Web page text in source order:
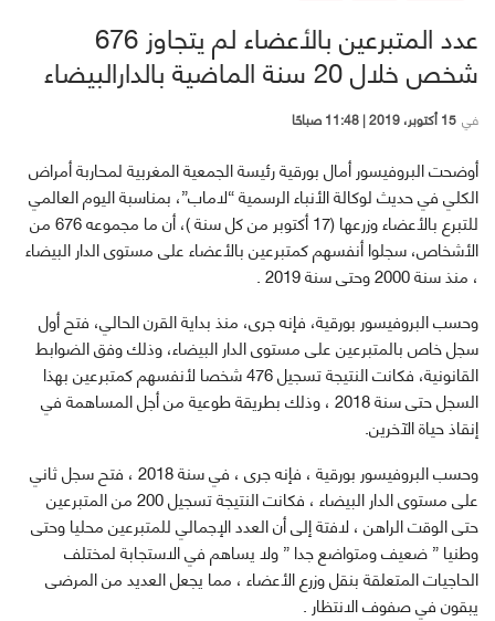
عدد المتبرعين بالأعضاء لم يتجاوز 676
شخص خلال 20 سنة الماضية بالدارالبيضاء
في 15 أكتوبر، 2019 | 11:48 صباحًا
أوضحت البروفيسور أمال بورقية رئيسة الجمعية المغربية لمحاربة أمراض
الكلي في حديث لوكالة الأنباء الرسمية “لاماب”، بمناسبة اليوم العالمي
للتبرع بالأعضاء وزرعها (17 أكتوبر من كل سنة )، أن ما مجموعه 676 من
الأشخاص، سجلوا أنفسهم كمتبرعين بالأعضاء على مستوى الدار البيضاء
، منذ سنة 2000 وحتى سنة 2019 .
وحسب البروفيسور بورقية، فإنه جرى، منذ بداية القرن الحالي، فتح أول
سجل خاص بالمتبرعين على مستوى الدار البيضاء، وذلك وفق الضوابط
القانونية، فكانت النتيجة تسجيل 476 شخصا لأنفسهم كمتبرعين بهذا
السجل حتى سنة 2018 ، وذلك بطريقة طوعية من أجل المساهمة في
إنقاذ حياة الآخرين.
وحسب البروفيسور بورقية ، فإنه جرى ، في سنة 2018 ، فتح سجل ثاني
على مستوى الدار البيضاء ، فكانت النتيجة تسجيل 200 من المتبرعين
حتى الوقت الراهن ، لافتة إلى أن العدد الإجمالي للمتبرعين محليا وحتى
وطنيا ” ضعيف ومتواضع جدا ” ولا يساهم في الاستجابة لمختلف
الحاجيات المتعلقة بنقل وزرع الأعضاء ، مما يجعل العديد من المرضى
يبقون في صفوف الانتظار .